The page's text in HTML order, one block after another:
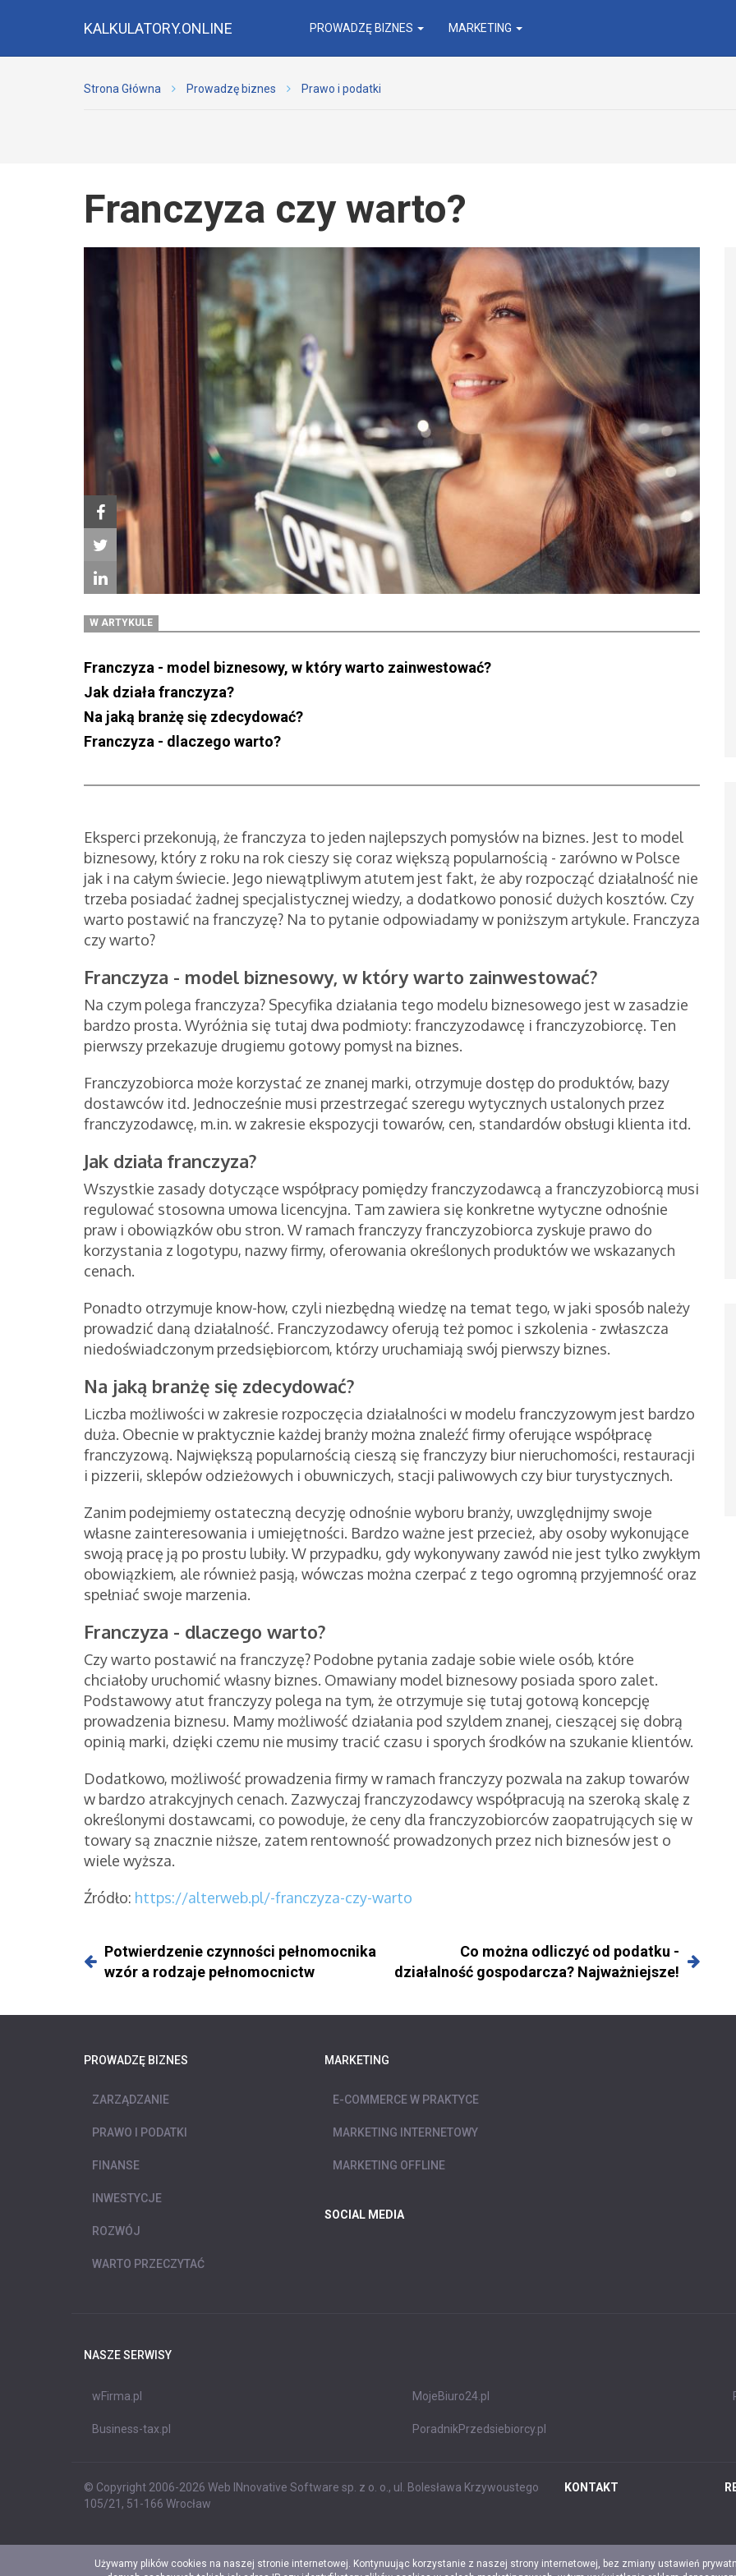
KALKULATORY.ONLINE PROWADZĘ BIZNES MARKETING
Strona Główna Prowadzę biznes Prawo i podatki
Franczyza czy warto?
W ARTYKULE
Franczyza - model biznesowy, w który warto zainwestować?
Jak działa franczyza?
Na jaką branżę się zdecydować?
Franczyza - dlaczego warto?
Eksperci przekonują, że franczyza to jeden najlepszych pomysłów na biznes. Jest to model
biznesowy, który z roku na rok cieszy się coraz większą popularnością - zarówno w Polsce
jak i na całym świecie. Jego niewątpliwym atutem jest fakt, że aby rozpocząć działalność nie
trzeba posiadać żadnej specjalistycznej wiedzy, a dodatkowo ponosić dużych kosztów. Czy
warto postawić na franczyzę? Na to pytanie odpowiadamy w poniższym artykule. Franczyza
czy warto?
Franczyza - model biznesowy, w który warto zainwestować?
Na czym polega franczyza? Specyfika działania tego modelu biznesowego jest w zasadzie
bardzo prosta. Wyróżnia się tutaj dwa podmioty: franczyzodawcę i franczyzobiorcę. Ten
pierwszy przekazuje drugiemu gotowy pomysł na biznes.
Franczyzobiorca może korzystać ze znanej marki, otrzymuje dostęp do produktów, bazy
dostawców itd. Jednocześnie musi przestrzegać szeregu wytycznych ustalonych przez
franczyzodawcę, m.in. w zakresie ekspozycji towarów, cen, standardów obsługi klienta itd.
Jak działa franczyza?
Wszystkie zasady dotyczące współpracy pomiędzy franczyzodawcą a franczyzobiorcą musi
regulować stosowna umowa licencyjna. Tam zawiera się konkretne wytyczne odnośnie
praw i obowiązków obu stron. W ramach franczyzy franczyzobiorca zyskuje prawo do
korzystania z logotypu, nazwy firmy, oferowania określonych produktów we wskazanych
cenach.
Ponadto otrzymuje know-how, czyli niezbędną wiedzę na temat tego, w jaki sposób należy
prowadzić daną działalność. Franczyzodawcy oferują też pomoc i szkolenia - zwłaszcza
niedoświadczonym przedsiębiorcom, którzy uruchamiają swój pierwszy biznes.
Na jaką branżę się zdecydować?
Liczba możliwości w zakresie rozpoczęcia działalności w modelu franczyzowym jest bardzo
duża. Obecnie w praktycznie każdej branży można znaleźć firmy oferujące współpracę
franczyzową. Największą popularnością cieszą się franczyzy biur nieruchomości, restauracji
i pizzerii, sklepów odzieżowych i obuwniczych, stacji paliwowych czy biur turystycznych.
Zanim podejmiemy ostateczną decyzję odnośnie wyboru branży, uwzględnijmy swoje
własne zainteresowania i umiejętności. Bardzo ważne jest przecież, aby osoby wykonujące
swoją pracę ją po prostu lubiły. W przypadku, gdy wykonywany zawód nie jest tylko zwykłym
obowiązkiem, ale również pasją, wówczas można czerpać z tego ogromną przyjemność oraz
spełniać swoje marzenia.
Franczyza - dlaczego warto?
Czy warto postawić na franczyzę? Podobne pytania zadaje sobie wiele osób, które
chciałoby uruchomić własny biznes. Omawiany model biznesowy posiada sporo zalet.
Podstawowy atut franczyzy polega na tym, że otrzymuje się tutaj gotową koncepcję
prowadzenia biznesu. Mamy możliwość działania pod szyldem znanej, cieszącej się dobrą
opinią marki, dzięki czemu nie musimy tracić czasu i sporych środków na szukanie klientów.
Dodatkowo, możliwość prowadzenia firmy w ramach franczyzy pozwala na zakup towarów
w bardzo atrakcyjnych cenach. Zazwyczaj franczyzodawcy współpracują na szeroką skalę z
określonymi dostawcami, co powoduje, że ceny dla franczyzobiorców zaopatrujących się w
towary są znacznie niższe, zatem rentowność prowadzonych przez nich biznesów jest o
wiele wyższa.
Źródło: https://alterweb.pl/-franczyza-czy-warto
Potwierdzenie czynności pełnomocnika
wzór a rodzaje pełnomocnictw
Co można odliczyć od podatku -
działalność gospodarcza? Najważniejsze!
PROWADZĘ BIZNES
ZARZĄDZANIE
PRAWO I PODATKI
FINANSE
INWESTYCJE
ROZWÓJ
WARTO PRZECZYTAĆ
MARKETING
E-COMMERCE W PRAKTYCE
MARKETING INTERNETOWY
MARKETING OFFLINE
SOCIAL MEDIA
NASZE SERWISY
wFirma.pl
Business-tax.pl
MojeBiuro24.pl
PoradnikPrzedsiebiorcy.pl
© Copyright 2006-2026 Web INnovative Software sp. z o. o., ul. Bolesława Krzywoustego
105/21, 51-166 Wrocław
KONTAKT
Używamy plików cookies na naszej stronie internetowej. Kontynuując korzystanie z naszej strony internetowej, bez zmiany ustawień